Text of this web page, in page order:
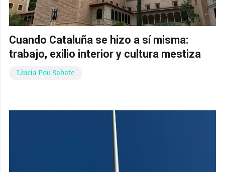
Cuando Cataluña se hizo a sí misma:
trabajo, exilio interior y cultura mestiza
Llucia Pou Sabate